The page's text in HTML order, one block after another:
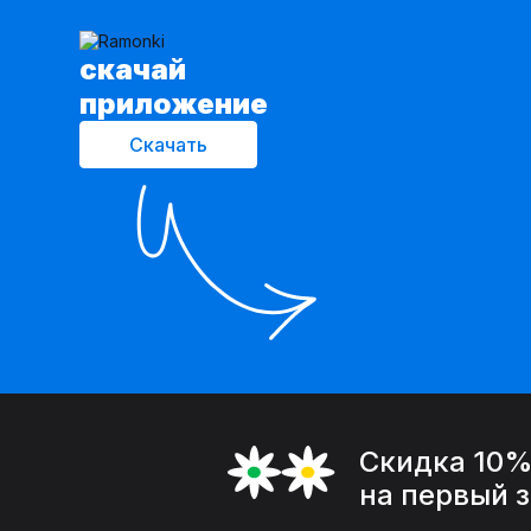
cкачай
приложение
Скачать
Скидка 10%
на первый